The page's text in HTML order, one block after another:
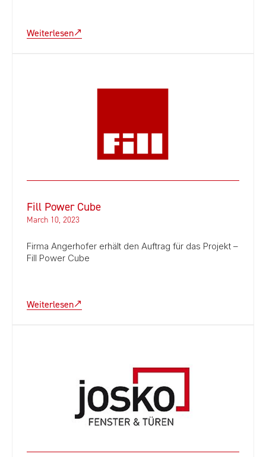
Weiterlesen
Fill Power Cube
March 10, 2023
Firma Angerhofer erhält den Auftrag für das Projekt –
Fill Power Cube
Weiterlesen